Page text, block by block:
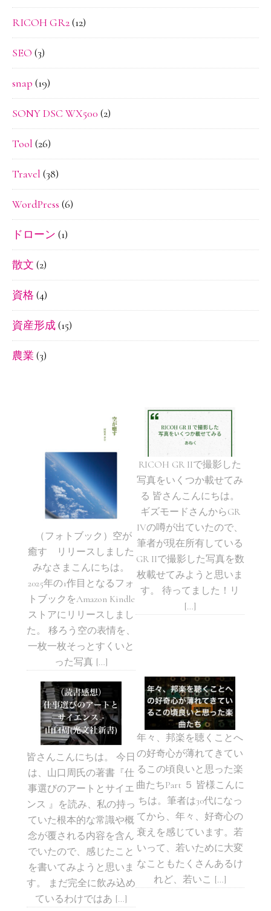
RICOH GR2(12)
SEO (3)
snap (19)
SONY DSC WX500 (2)
Tool (26)
Travel (38)
WordPress (6)
ドローン (1)
散文 (2)
資格 (4)
資産形成(15)
農業 (3)
（フォトブック）空が
癒す リリースしました
みなさまこんにちは。
2025年の1作目となるフォ
トブックをAmazon Kindle
ストアにリリースしまし
た。 移ろう空の表情を、
一枚一枚そっとすくいと
った写真 […]
RICOH GR IIで撮影した
写真をいくつか載せてみ
る 皆さんこんにちは。
ギズモードさんからGR
IVの噂が出ていたので、
筆者が現在所有している
GR IIで撮影した写真を数
枚載せてみようと思いま
す。 待ってました！リ
[…]
皆さんこんにちは。 今日
は、山口周氏の著書『仕
事選びのアートとサイエ
ンス 』を読み、私の持っ
ていた根本的な常識や概
念が覆される内容を含ん
でいたので、感じたこと
を書いてみようと思いま
す。 まだ完全に飲み込め
ているわけではあ […]
年々、邦楽を聴くことへ
の好奇心が薄れてきてい
るこの頃良いと思った楽
曲たちPart ５ 皆様こんに
ちは。筆者は30代になっ
てから、年々、好奇心の
衰えを感じています。若
いって、若いために大変
なこともたくさんあるけ
れど、若いこ […]